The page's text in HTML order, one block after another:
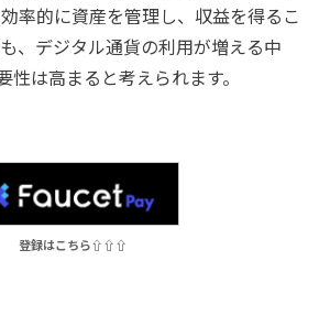
率的に資産を管理し、収益を得るこ
、デジタル通貨の利用が増える中
性は高まると考えられます。
登録はこちら⇧⇧⇧